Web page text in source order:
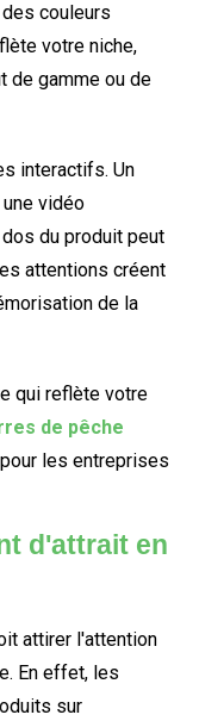
couleurs
votre niche,
de gamme ou de
interactifs. Un
vidéo
du produit peut
attentions créent
de la
qui reflète votre
de pêche
les entreprises
d'attrait en
attirer l'attention
En effet, les
sur